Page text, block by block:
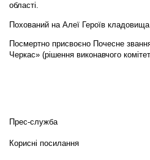
області.
Похований на Алеї Героїв
Посмертно присвоєно Почесне
Черкас» (рішення виконавчого
Прес-служба
Корисні посилання